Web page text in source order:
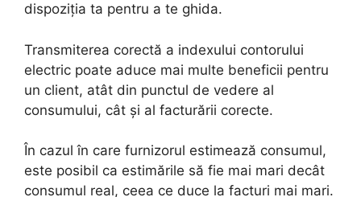
dispoziția ta pentru a te ghida.
Transmiterea corectă a indexului contorului
electric poate aduce mai multe beneficii pentru
un client, atât din punctul de vedere al
consumului, cât și al facturării corecte.
În cazul în care furnizorul estimează consumul,
este posibil ca estimările să fie mai mari decât
consumul real, ceea ce duce la facturi mai mari.